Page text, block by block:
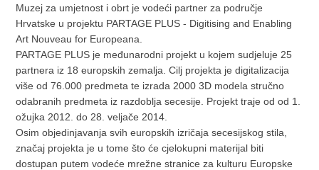
Muzej za umjetnost i obrt je vodeći partner za područje
Hrvatske u projektu PARTAGE PLUS - Digitising and Enabling
Art Nouveau for Europeana.
PARTAGE PLUS je međunarodni projekt u kojem sudjeluje 25
partnera iz 18 europskih zemalja. Cilj projekta je digitalizacija
više od 76.000 predmeta te izrada 2000 3D modela stručno
odabranih predmeta iz razdoblja secesije. Projekt traje od od 1.
ožujka 2012. do 28. veljače 2014.
Osim objedinjavanja svih europskih izričaja secesijskog stila,
značaj projekta je u tome što će cjelokupni materijal biti
dostupan putem vodeće mrežne stranice za kulturu Europske